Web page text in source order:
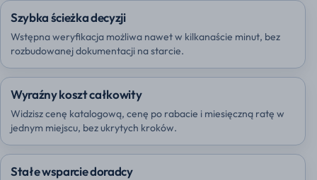
Szybka ścieżka decyzji
Wstępna weryfikacja możliwa nawet w kilkanaście minut, bez
rozbudowanej dokumentacji na starcie.
Wyraźny koszt całkowity
Widzisz cenę katalogową, cenę po rabacie i miesięczną ratę w
jednym miejscu, bez ukrytych kroków.
Stałe wsparcie doradcy